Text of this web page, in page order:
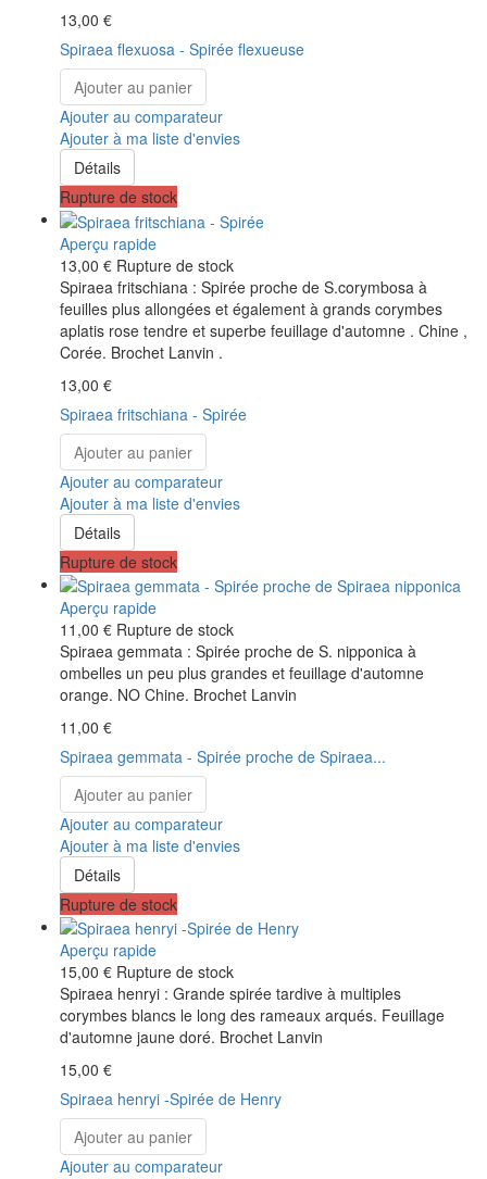
13,00 €
Spiraea flexuosa - Spirée flexueuse
Ajouter au panier
Ajouter au comparateur
Ajouter à ma liste d'envies
Détails
Rupture de stock
Aperçu rapide
13,00 € Rupture de stock
Spiraea fritschiana : Spirée proche de S.corymbosa à
feuilles plus allongées et également à grands corymbes
aplatis rose tendre et superbe feuillage d'automne . Chine ,
Corée. Brochet Lanvin .
13,00 €
Spiraea fritschiana - Spirée
Ajouter au panier
Ajouter au comparateur
Ajouter à ma liste d'envies
Détails
Rupture de stock
Aperçu rapide
11,00 € Rupture de stock
Spiraea gemmata : Spirée proche de S. nipponica à
ombelles un peu plus grandes et feuillage d'automne
orange. NO Chine. Brochet Lanvin
11,00 €
Spiraea gemmata - Spirée proche de Spiraea...
Ajouter au panier
Ajouter au comparateur
Ajouter à ma liste d'envies
Détails
Rupture de stock
Aperçu rapide
15,00 € Rupture de stock
Spiraea henryi : Grande spirée tardive à multiples
corymbes blancs le long des rameaux arqués. Feuillage
d'automne jaune doré. Brochet Lanvin
15,00 €
Spiraea henryi -Spirée de Henry
Ajouter au panier
Ajouter au comparateur